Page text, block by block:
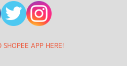
SHOPEE APP HERE!